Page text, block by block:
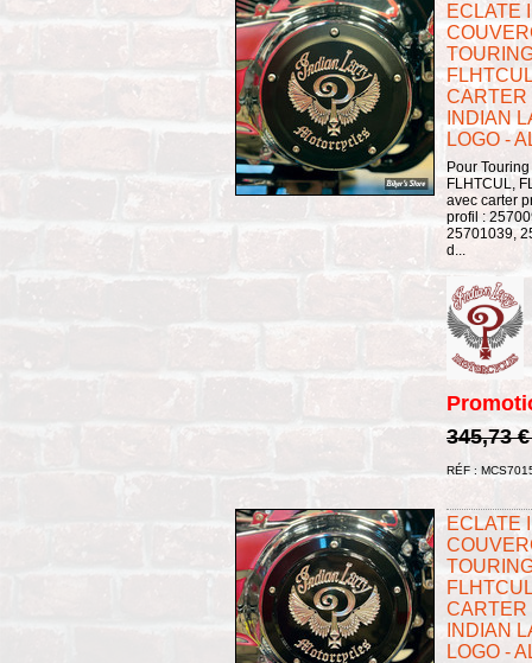
ECLATE
CARTER
INDIAN
LOGO -
Pour
FLHTCUL,
avec carter
profil :
25701039,
d...
345,73
RÉF :
ECLATE
CARTER
INDIAN
LOGO -